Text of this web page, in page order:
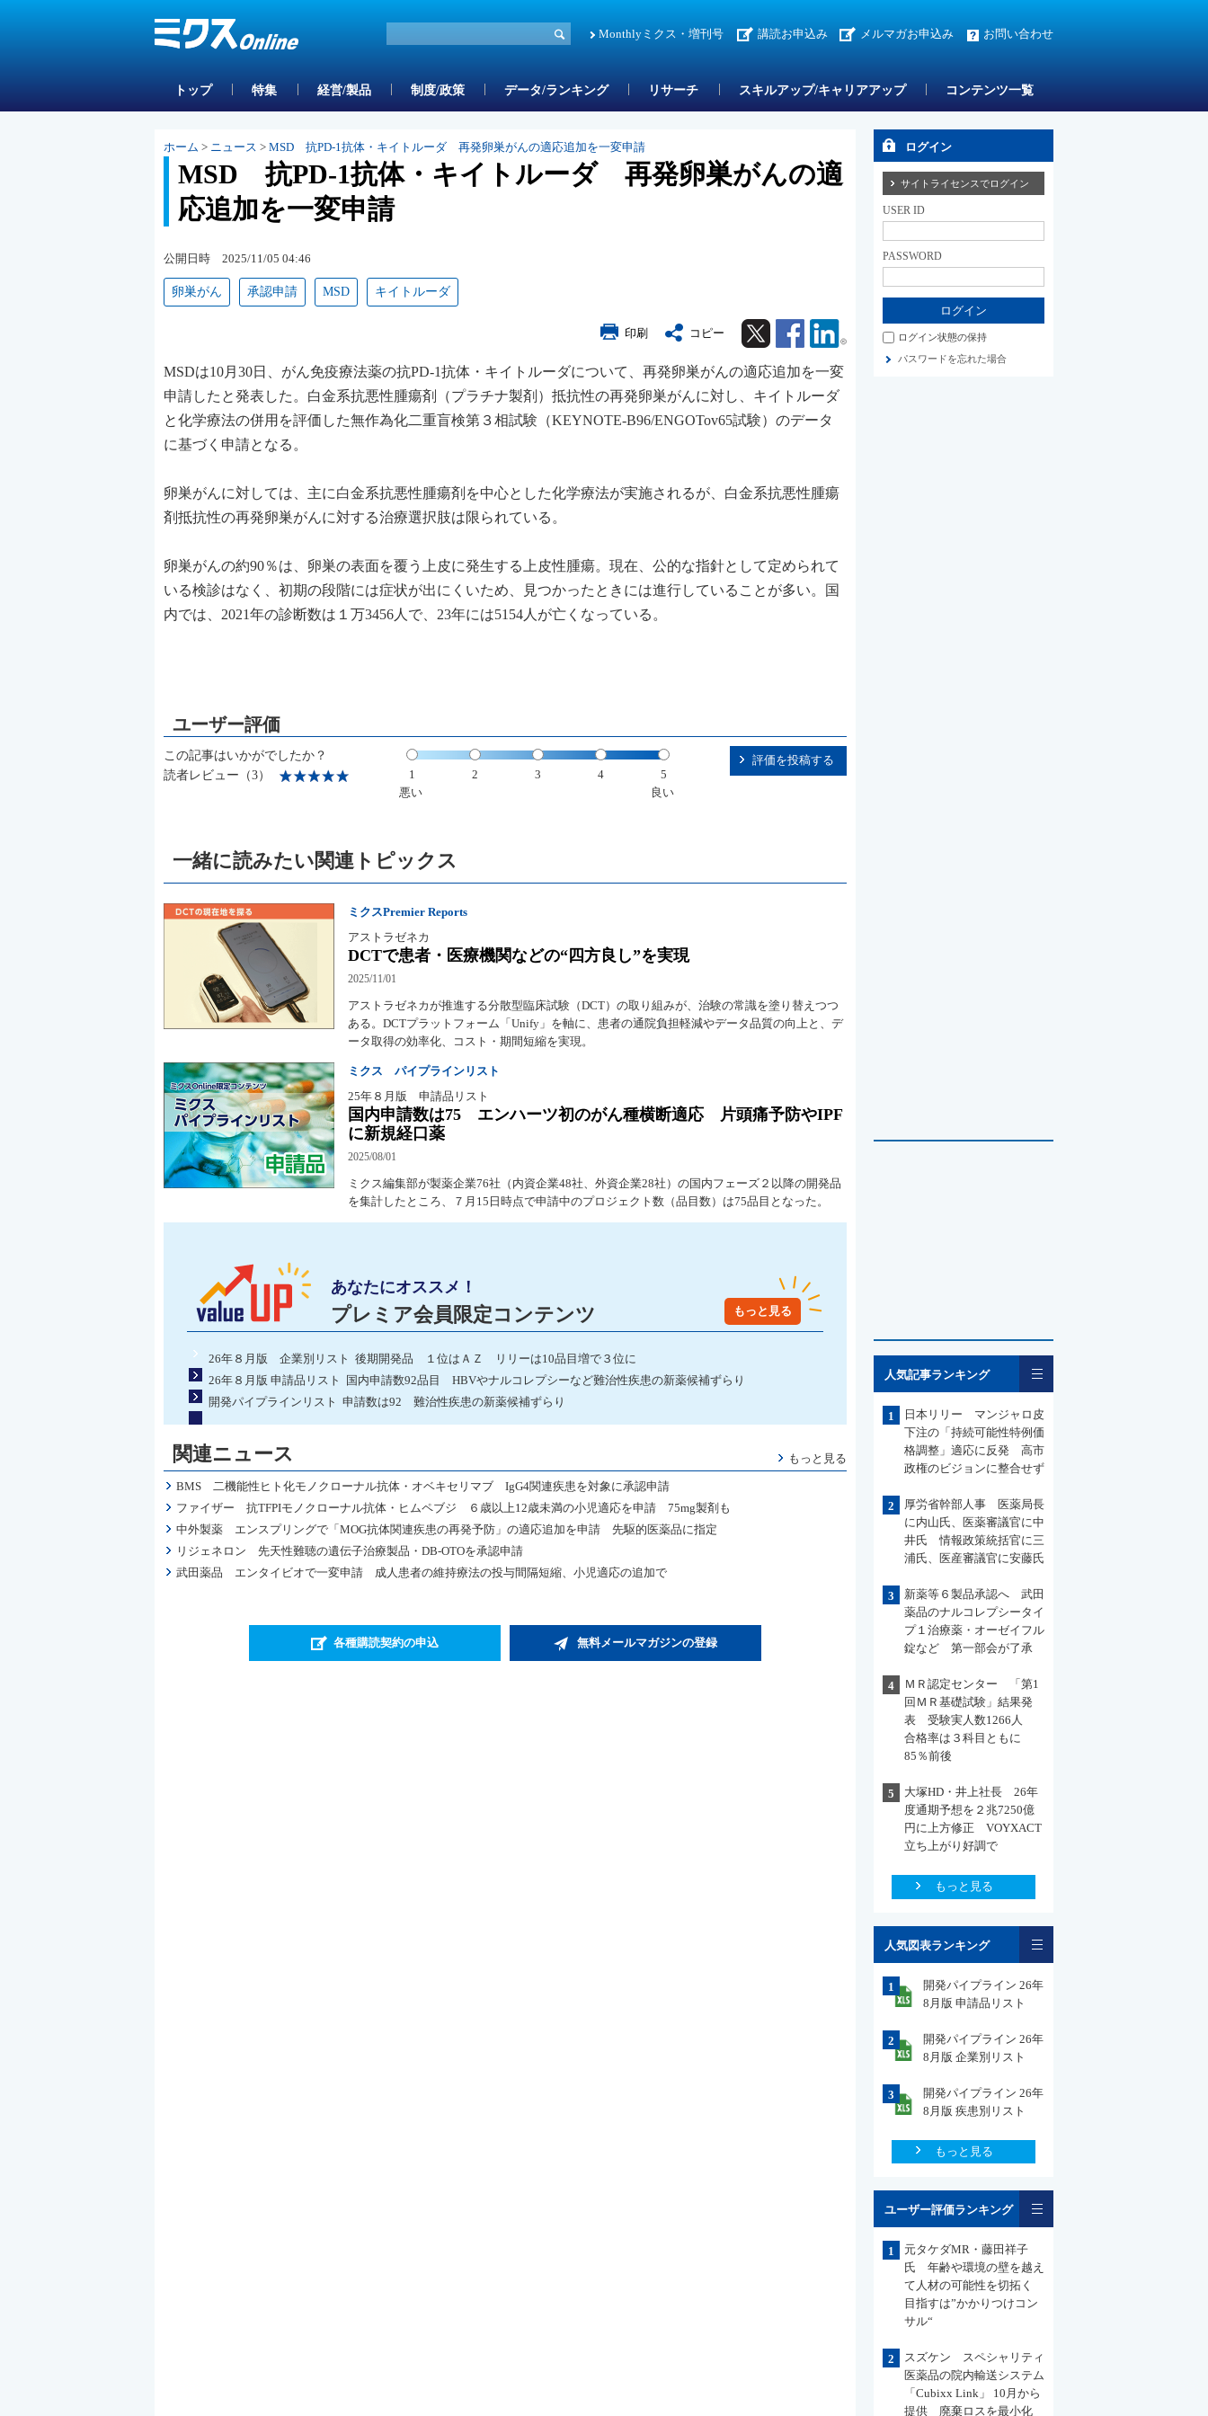
Monthlyミクス・増刊号 講読お申込み メルマガお申込み お問い合わせ
トップ 特集 経営/製品 制度/政策 データ/ランキング リサーチ スキルアップ/キャリアアップ コンテンツ一覧
ホーム > ニュース > MSD 抗PD-1抗体・キイトルーダ 再発卵巣がんの適応追加を一変申請
MSD 抗PD-1抗体・キイトルーダ 再発卵巣がんの適
応追加を一変申請
公開日時 2025/11/05 04:46
卵巣がん 承認申請 MSD キイトルーダ
印刷 コピー Twitter Facebook Linkedin
MSDは10月30日、がん免疫療法薬の抗PD-1抗体・キイトルーダについて、再発卵巣がんの適応追加を一変
申請したと発表した。白金系抗悪性腫瘍剤（プラチナ製剤）抵抗性の再発卵巣がんに対し、キイトルーダ
と化学療法の併用を評価した無作為化二重盲検第３相試験（KEYNOTE-B96/ENGOTov65試験）のデータ
に基づく申請となる。
卵巣がんに対しては、主に白金系抗悪性腫瘍剤を中心とした化学療法が実施されるが、白金系抗悪性腫瘍
剤抵抗性の再発卵巣がんに対する治療選択肢は限られている。
卵巣がんの約90％は、卵巣の表面を覆う上皮に発生する上皮性腫瘍。現在、公的な指針として定められて
いる検診はなく、初期の段階には症状が出にくいため、見つかったときには進行していることが多い。国
内では、2021年の診断数は１万3456人で、23年には5154人が亡くなっている。
この記事はいかがでしたか？
読者レビュー（3）
1 2 3 4
5
悪い
良い
評価を投稿する
一緒に読みたい関連トピックス
ミクスPremier Reports
アストラゼネカ
DCTで患者・医療機関などの“四方良し”を実現
2025/11/01
アストラゼネカが推進する分散型臨床試験（DCT）の取り組みが、治験の常識を塗り替えつつ
ある。DCTプラットフォーム「Unify」を軸に、患者の通院負担軽減やデータ品質の向上と、デ
ータ取得の効率化、コスト・期間短縮を実現。
ミクス パイプラインリスト
25年８月版 申請品リスト
国内申請数は75 エンハーツ初のがん種横断適応 片頭痛予防やIPF
に新規経口薬
2025/08/01
ミクス編集部が製薬企業76社（内資企業48社、外資企業28社）の国内フェーズ２以降の開発品
を集計したところ、７月15日時点で申請中のプロジェクト数（品目数）は75品目となった。
あなたにオススメ！
プレミア会員限定コンテンツ もっと見る
26年８月版 企業別リスト 後期開発品 １位はＡＺ リリーは10品目増で３位に
26年８月版 申請品リスト 国内申請数92品目 HBVやナルコレプシーなど難治性疾患の新薬候補ずらり
開発パイプラインリスト 申請数は92 難治性疾患の新薬候補ずらり
関連ニュース もっと見る
BMS 二機能性ヒト化モノクローナル抗体・オベキセリマブ IgG4関連疾患を対象に承認申請
ファイザー 抗TFPIモノクローナル抗体・ヒムペブジ ６歳以上12歳未満の小児適応を申請 75mg製剤も
中外製薬 エンスプリングで「MOG抗体関連疾患の再発予防」の適応追加を申請 先駆的医薬品に指定
リジェネロン 先天性難聴の遺伝子治療製品・DB-OTOを承認申請
武田薬品 エンタイビオで一変申請 成人患者の維持療法の投与間隔短縮、小児適応の追加で
各種購読契約の申込 無料メールマガジンの登録
ログイン
サイトライセンスでログイン
USER ID
PASSWORD
ログイン状態の保持
パスワードを忘れた場合
人気記事ランキング
1
日本リリー マンジャロ皮
下注の「持続可能性特例価
格調整」適応に反発 高市
政権のビジョンに整合せず
2
厚労省幹部人事 医薬局長
に内山氏、医薬審議官に中
井氏 情報政策統括官に三
浦氏、医産審議官に安藤氏
3
新薬等６製品承認へ 武田
薬品のナルコレプシータイ
プ１治療薬・オーゼイフル
錠など 第一部会が了承
4
ＭＲ認定センター 「第1
回ＭＲ基礎試験」結果発
表 受験実人数1266人
合格率は３科目ともに
85％前後
5
大塚HD・井上社長 26年
度通期予想を２兆7250億
円に上方修正 VOYXACT
立ち上がり好調で
もっと見る
人気図表ランキング
1
開発パイプライン 26年
8月版 申請品リスト
2
開発パイプライン 26年
8月版 企業別リスト
3
開発パイプライン 26年
8月版 疾患別リスト
もっと見る
ユーザー評価ランキング
1
元タケダMR・藤田祥子
氏 年齢や環境の壁を越え
て人材の可能性を切拓く
目指すは”かかりつけコン
サル“
2
スズケン スペシャリティ
医薬品の院内輸送システム
「Cubixx Link」 10月から
提供 廃棄ロスを最小化